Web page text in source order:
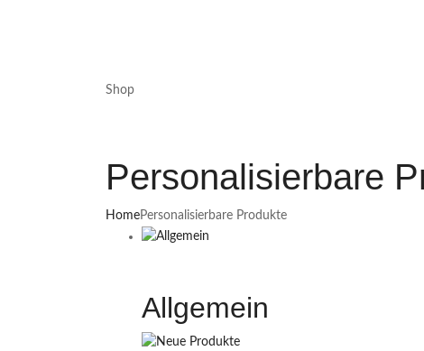
Shop
Personalisierbare
HomePersonalisierbare Produkte
Allgemein